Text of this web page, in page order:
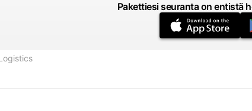
Pakettiesi seuranta on entistä